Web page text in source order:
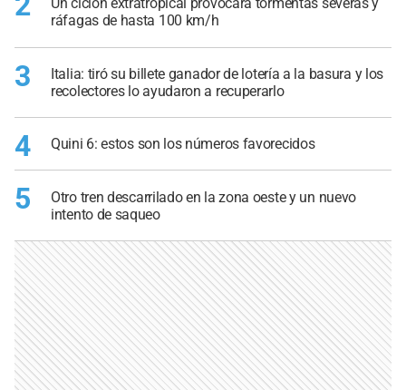
Un ciclón extratropical provocará tormentas severas y
ráfagas de hasta 100 km/h
3
Italia: tiró su billete ganador de lotería a la basura y los
recolectores lo ayudaron a recuperarlo
4 Quini 6: estos son los números favorecidos
5
Otro tren descarrilado en la zona oeste y un nuevo
intento de saqueo